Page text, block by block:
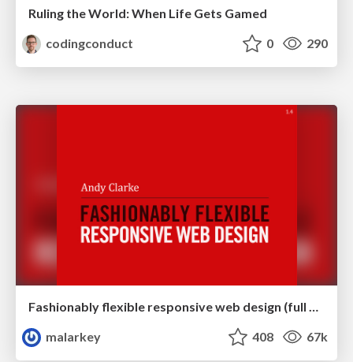
Ruling the World: When Life Gets Gamed
codingconduct
0 290
Fashionably flexible responsive web design (full day workshop)
malarkey
408 67k